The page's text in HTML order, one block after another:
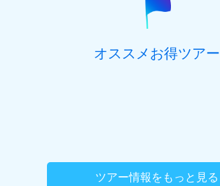
オススメお得ツアー
ツアー情報をもっと見る